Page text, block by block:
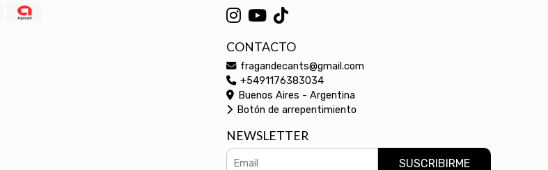
CONTACTO
fragandecants@gmail.com
+5491176383034
Buenos Aires - Argentina
Botón de arrepentimiento
NEWSLETTER
SUSCRIBIRME